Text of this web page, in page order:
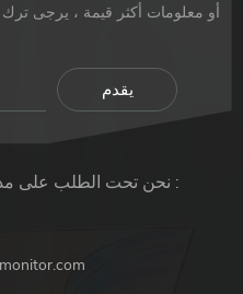
نحن تحت الطلب على مدار الساعة طوال أيام الأسبوع :